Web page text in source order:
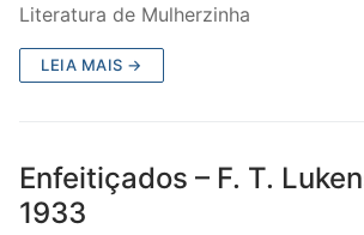
Literatura de Mulherzinha
LEIA MAIS →
Enfeitiçados – F. T.
1933